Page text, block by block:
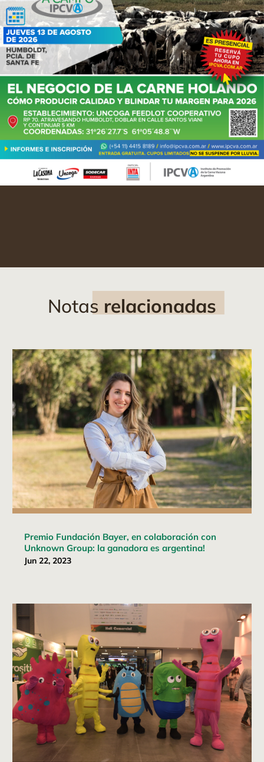
Notas relacionadas
Premio Fundación Bayer, en colaboración con
Unknown Group: la ganadora es argentina!
Jun 22, 2023